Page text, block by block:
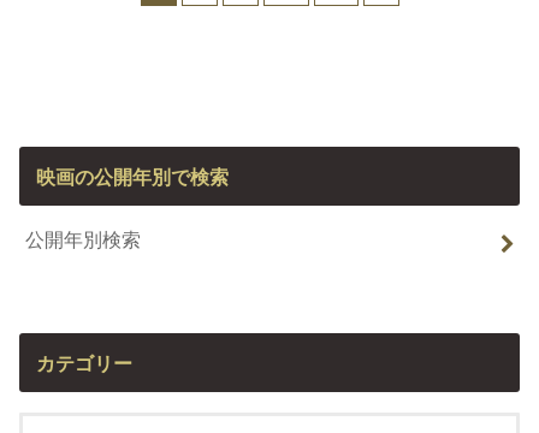
映画の公開年別で検索
公開年別検索
カテゴリー